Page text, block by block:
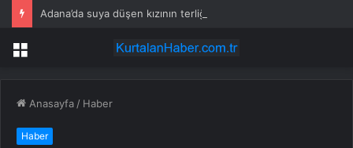
Menü
Anasayfa / Haber
Haber